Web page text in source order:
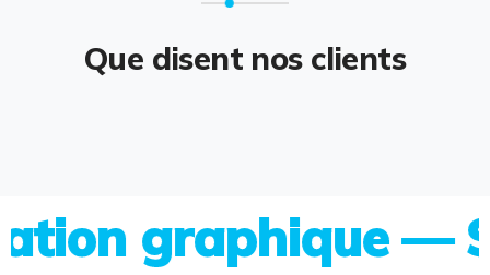
Que disent nos clients
graphique —